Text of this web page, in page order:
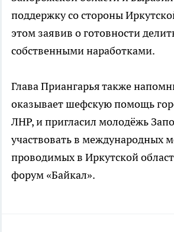
поддержку со стороны
этом заявив о готовности
собственными наработками.
Глава Приангарья также
оказывает шефскую помощь
ЛНР, и пригласил молодёжь
участвовать в международных
проводимых в Иркутской
форум «Байкал».